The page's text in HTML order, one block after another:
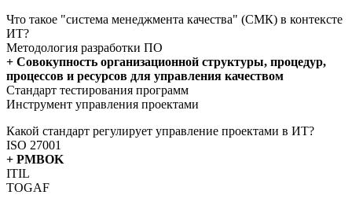
Что такое "система менеджмента качества" (СМК) в контексте
ИТ?
Методология разработки ПО
+ Совокупность организационной структуры, процедур,
процессов и ресурсов для управления качеством
Стандарт тестирования программ
Инструмент управления проектами
Какой стандарт регулирует управление проектами в ИТ?
ISO 27001
+ PMBOK
ITIL
TOGAF